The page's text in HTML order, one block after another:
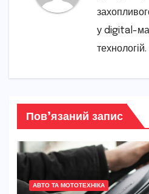
у digital-
технологій.
Пов’язаний запис
АВТО ТА МОТОТЕХНІКА